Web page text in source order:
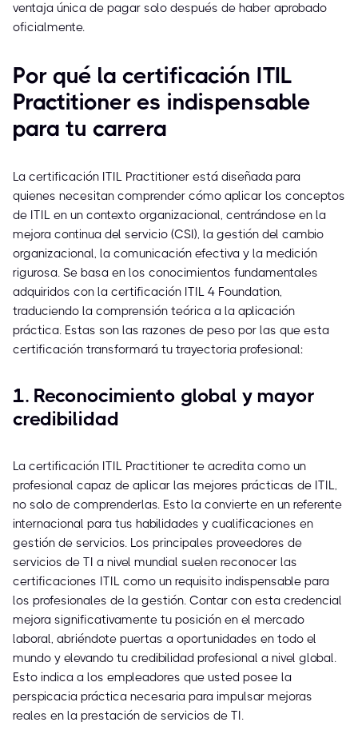
ventaja única de pagar solo después de haber aprobado
oficialmente.
Por qué la certificación ITIL
Practitioner es indispensable
para tu carrera
La certificación ITIL Practitioner está diseñada para
quienes necesitan comprender cómo aplicar los conceptos
de ITIL en un contexto organizacional, centrándose en la
mejora continua del servicio (CSI), la gestión del cambio
organizacional, la comunicación efectiva y la medición
rigurosa. Se basa en los conocimientos fundamentales
adquiridos con la certificación ITIL 4 Foundation,
traduciendo la comprensión teórica a la aplicación
práctica. Estas son las razones de peso por las que esta
certificación transformará tu trayectoria profesional:
1. Reconocimiento global y mayor
credibilidad
La certificación ITIL Practitioner te acredita como un
profesional capaz de aplicar las mejores prácticas de ITIL,
no solo de comprenderlas. Esto la convierte en un referente
internacional para tus habilidades y cualificaciones en
gestión de servicios. Los principales proveedores de
servicios de TI a nivel mundial suelen reconocer las
certificaciones ITIL como un requisito indispensable para
los profesionales de la gestión. Contar con esta credencial
mejora significativamente tu posición en el mercado
laboral, abriéndote puertas a oportunidades en todo el
mundo y elevando tu credibilidad profesional a nivel global.
Esto indica a los empleadores que usted posee la
perspicacia práctica necesaria para impulsar mejoras
reales en la prestación de servicios de TI.